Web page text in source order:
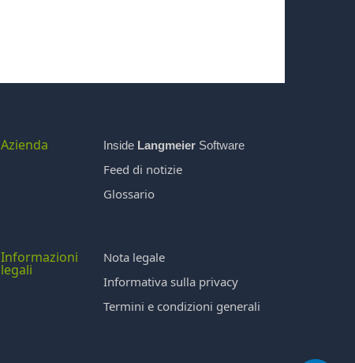
Azienda Inside LangmeierSoftware
Feed di notizie
Glossario
Informazioni
legali
Nota legale
Informativa sulla privacy
Termini e condizioni generali